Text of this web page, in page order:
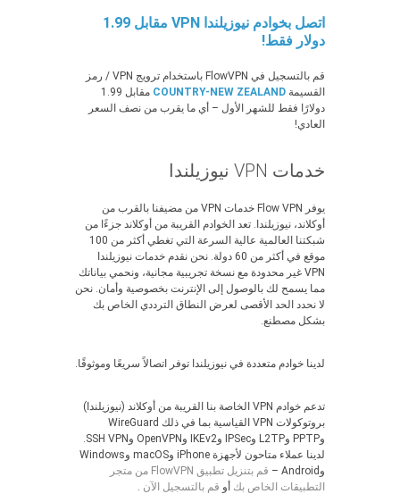
اتصل بخوادم نيوزيلندا VPN مقابل 1.99
دولار فقط!
قم بالتسجيل في FlowVPN باستخدام ترويج VPN / رمز
القسيمة COUNTRY-NEW ZEALAND
مقابل 1.99
دولارًا فقط للشهر الأول – أي ما يقرب من نصف السعر
العادي!
خدمات VPN نيوزيلندا
يوفر Flow VPN خدمات VPN من مضيفنا بالقرب من
أوكلاند، نيوزيلندا. تعد الخوادم القريبة من أوكلاند جزءًا من
شبكتنا العالمية عالية السرعة التي تغطي أكثر من 100
موقع في أكثر من 60 دولة. نحن نقدم خدمات نيوزيلندا
VPN غير محدودة مع نسخة تجريبية مجانية، ونحمي بياناتك
مما يسمح لك بالوصول إلى الإنترنت بخصوصية وأمان. نحن
لا نحدد الحد الأقصى لعرض النطاق الترددي الخاص بك
بشكل مصطنع.
لدينا خوادم متعددة في نيوزيلندا توفر اتصالاً سريعًا وموثوقًا.
تدعم خوادم VPN الخاصة بنا القريبة من أوكلاند (نيوزيلندا)
بروتوكولات VPN القياسية بما في ذلك WireGuard
وPPTP وL2TP وIPSec وIKEv2 وOpenVPN وSSH VPN.
لدينا عملاء متاحون لأجهزة iPhone وmacOS وWindows
وAndroid –
قم بتنزيل تطبيق FlowVPN من متجر
التطبيقات الخاص بك أو قم بالتسجيل الآن .